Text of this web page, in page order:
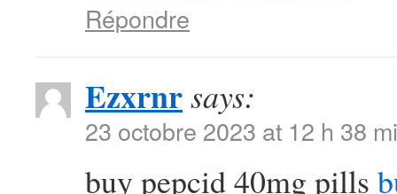
Répondre
Ezxrnrsays:
23 octobre 2023 at 12 h 38
buy pepcid 40mg pills